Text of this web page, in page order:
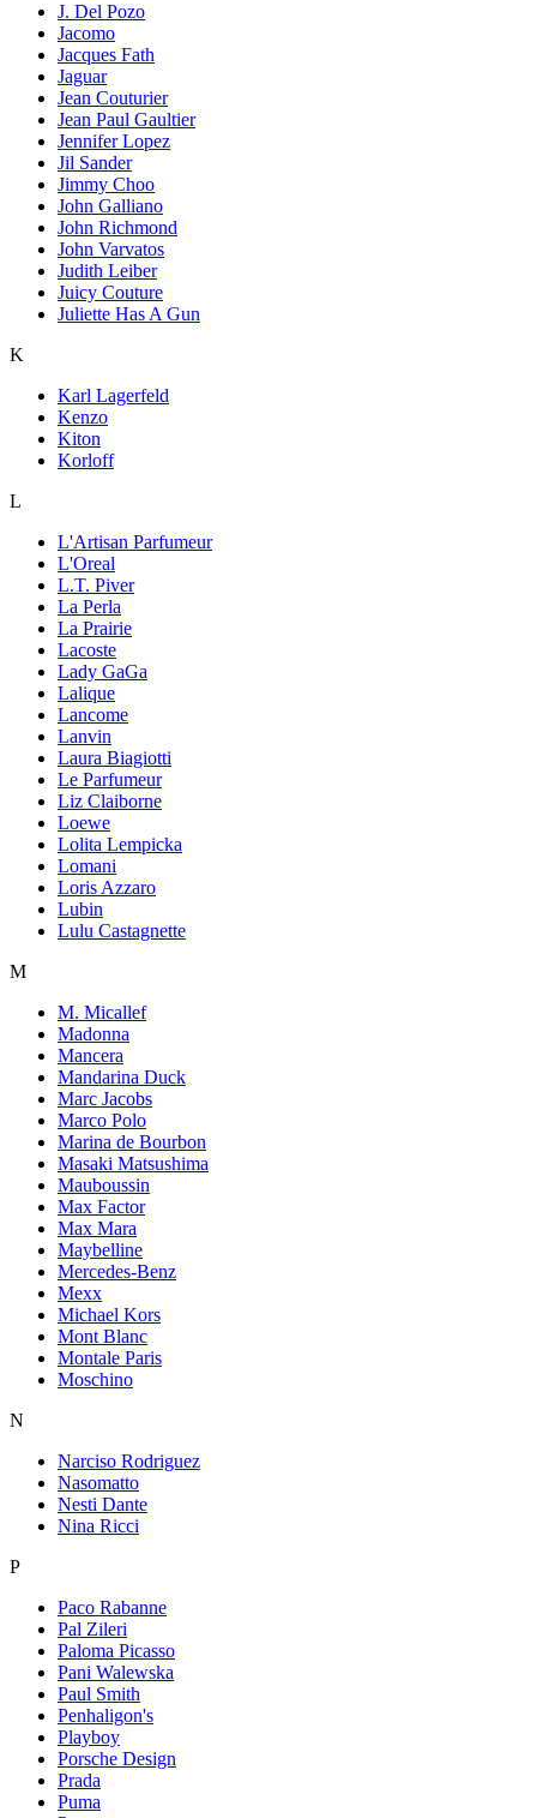
J. Del Pozo
Jacomo
Jacques Fath
Jaguar
Jean Couturier
Jean Paul Gaultier
Jennifer Lopez
Jil Sander
Jimmy Choo
John Galliano
John Richmond
John Varvatos
Judith Leiber
Juicy Couture
Juliette Has A Gun
K
Karl Lagerfeld
Kenzo
Kiton
Korloff
L
L'Artisan Parfumeur
L'Oreal
L.T. Piver
La Perla
La Prairie
Lacoste
Lady GaGa
Lalique
Lancome
Lanvin
Laura Biagiotti
Le Parfumeur
Liz Claiborne
Loewe
Lolita Lempicka
Lomani
Loris Azzaro
Lubin
Lulu Castagnette
M
M. Micallef
Madonna
Mancera
Mandarina Duck
Marc Jacobs
Marco Polo
Marina de Bourbon
Masaki Matsushima
Mauboussin
Max Factor
Max Mara
Maybelline
Mercedes-Benz
Mexx
Michael Kors
Mont Blanc
Montale Paris
Moschino
N
Narciso Rodriguez
Nasomatto
Nesti Dante
Nina Ricci
P
Paco Rabanne
Pal Zileri
Paloma Picasso
Pani Walewska
Paul Smith
Penhaligon's
Playboy
Porsche Design
Prada
Puma